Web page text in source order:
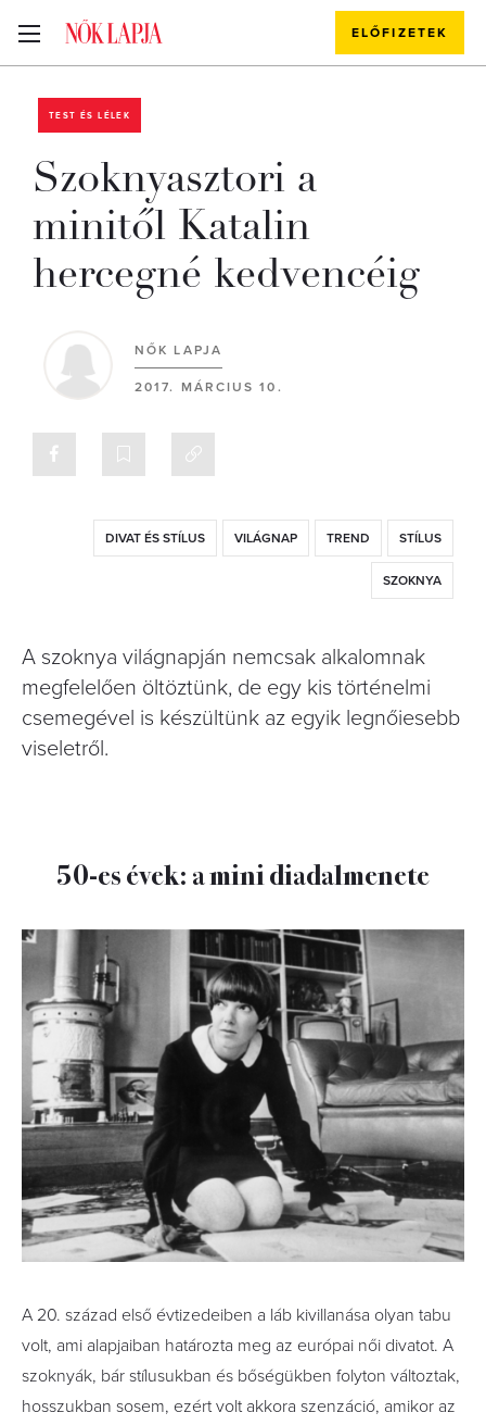
ELŐFIZETEK
TEST ÉS LÉLEK
Szoknyasztori a
minitől Katalin
hercegné kedvencéig
NŐK LAPJA
2017. MÁRCIUS 10.
DIVAT ÉS STÍLUS VILÁGNAP TREND STÍLUS
SZOKNYA
A szoknya világnapján nemcsak alkalomnak
megfelelően öltöztünk, de egy kis történelmi
csemegével is készültünk az egyik legnőiesebb
viseletről.
50-es évek: a mini diadalmenete
A 20. század első évtizedeiben a láb kivillanása olyan tabu
volt, ami alapjaiban határozta meg az európai női divatot. A
szoknyák, bár stílusukban és bőségükben folyton változtak,
hosszukban sosem, ezért volt akkora szenzáció, amikor az